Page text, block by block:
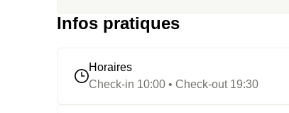
Infos pratiques
Horaires
Check-in 10:00 • Check-out 19:30